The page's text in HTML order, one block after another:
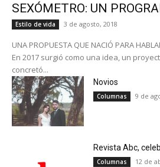
SEXÓMETRO: UN
Estilo de vida 3 de agosto, 2018
UNA PROPUESTA QUE NACIÓ PARA
En 2017 surgió como una idea, un
concretó...
Novios
Columnas 9 de
Revista Abc,
Columnas 12 de